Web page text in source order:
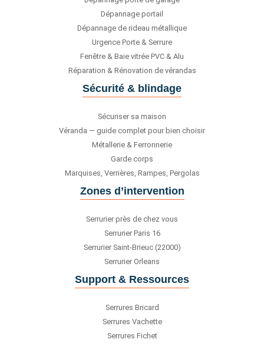
Dépannage portail
Dépannage de rideau métallique
Urgence Porte & Serrure
Fenêtre & Baie vitrée PVC & Alu
Réparation & Rénovation de vérandas
Sécurité & blindage
Sécuriser sa maison
Véranda — guide complet pour bien choisir
Métallerie & Ferronnerie
Garde corps
Marquises, Verrières, Rampes, Pergolas
Zones d’intervention
Serrurier près de chez vous
Serrurier Paris 16
Serrurier Saint-Brieuc (22000)
Serrurier Orleans
Support & Ressources
Serrures Bricard
Serrures Vachette
Serrures Fichet